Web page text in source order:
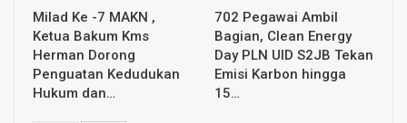
Milad Ke -7 MAKN ,
Ketua Bakum Kms
Herman Dorong
Penguatan Kedudukan
Hukum dan…
702 Pegawai Ambil
Bagian, Clean Energy
Day PLN UID S2JB Tekan
Emisi Karbon hingga
15…